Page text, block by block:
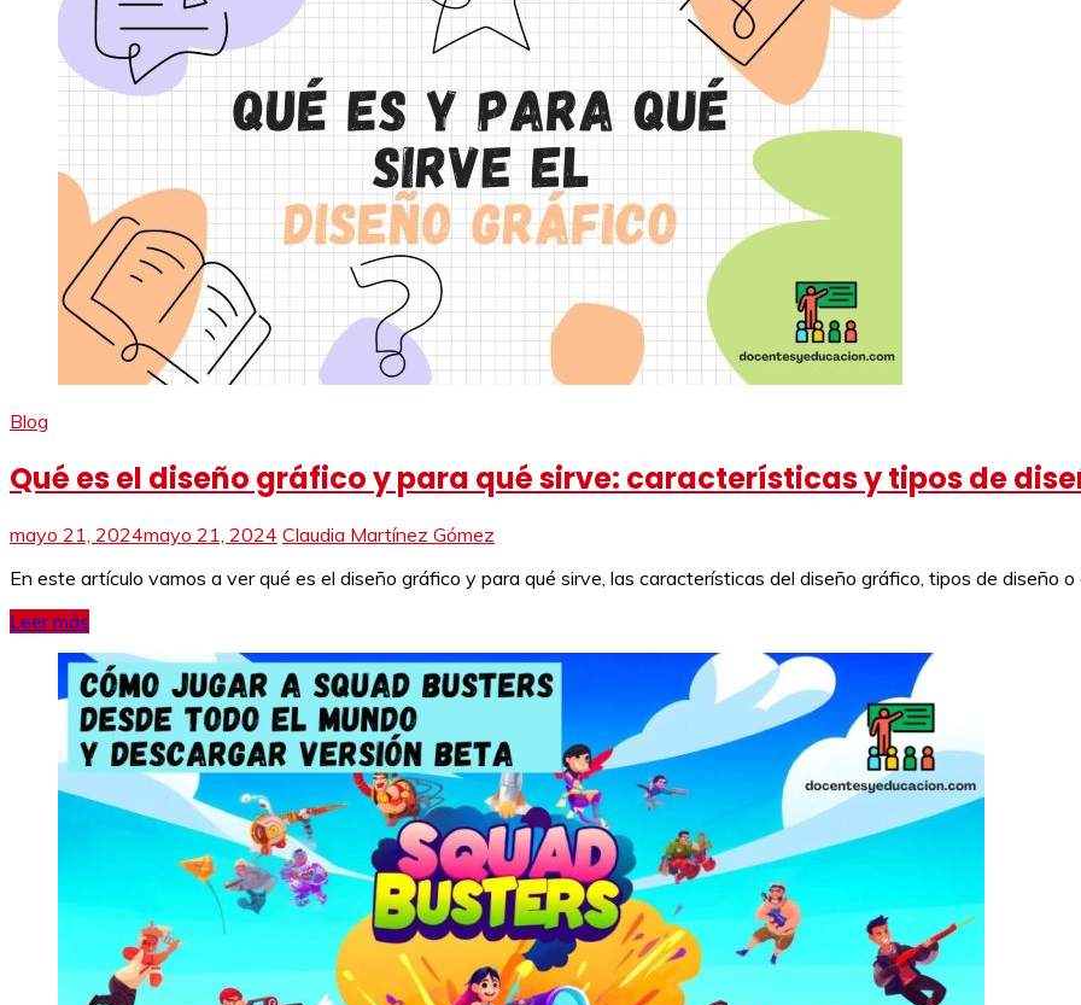
Blog
Qué es el diseño gráfico y para qué sirve: características y tipos de
mayo 21, 2024mayo 21, 2024 Claudia Martínez Gómez
En este artículo vamos a ver qué es el diseño gráfico y para qué sirve, las características del diseño gráfico, tipos de diseño o
Leer más